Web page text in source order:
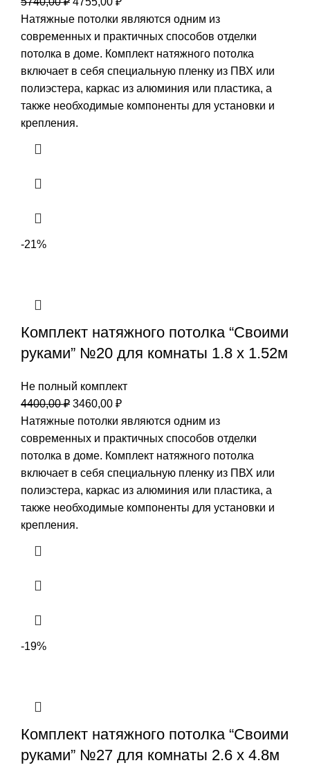
цена
составляла
5740,00 ₽.
цена:
4755,00 ₽.
Натяжные потолки являются одним из
современных и практичных способов отделки
потолка в доме. Комплект натяжного потолка
включает в себя специальную пленку из ПВХ или
полиэстера, каркас из алюминия или пластика, а
также необходимые компоненты для установки и
крепления.
-21%
Комплект натяжного потолка “Своими
руками” №20 для комнаты 1.8 х 1.52м
Не полный комплект
4400,00₽ Первоначальная
цена
составляла
4400,00 ₽.
3460,00 ₽Текущая
цена:
3460,00 ₽.
Натяжные потолки являются одним из
современных и практичных способов отделки
потолка в доме. Комплект натяжного потолка
включает в себя специальную пленку из ПВХ или
полиэстера, каркас из алюминия или пластика, а
также необходимые компоненты для установки и
крепления.
-19%
Комплект натяжного потолка “Своими
руками” №27 для комнаты 2.6 х 4.8м